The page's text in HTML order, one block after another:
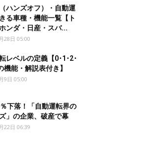
ハンズオフ）・自動運
る車種・機能一覧【ト
ンダ・日産・スバ...
28日 05:00
レベルの定義【0･1･2･
機能・解説表付き】
9日 05:00
下落！「自動運転界の
」の企業、破産で幕
22日 06:39